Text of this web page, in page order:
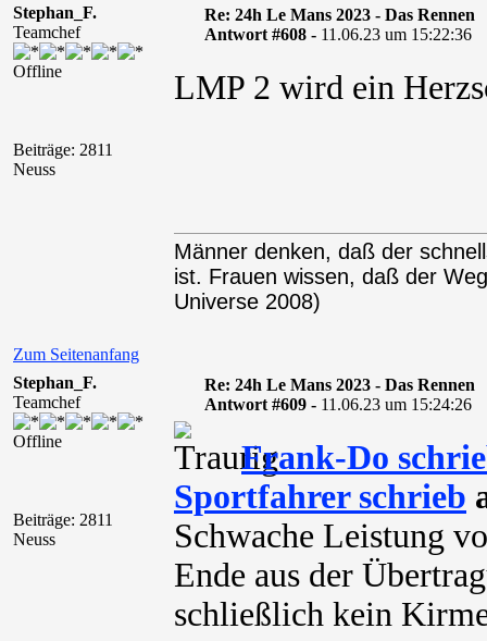
Stephan_F.
Teamchef
Offline
Beiträge: 2811
Neuss
Re: 24h Le Mans 2023 - Das Rennen
Antwort #608 - 11.06.23 um 15:22:36
LMP 2 wird ein
Zum Seitenanfang
Männer denken, daß der
ist. Frauen wissen, daß der
Universe 2008)
Stephan_F.
Teamchef
Offline
Beiträge: 2811
Neuss
Re: 24h Le Mans 2023 - Das Rennen
Antwort #609 - 11.06.23 um 15:24:26
Frank-Do
Sportfahrer schrieb
Schwache Leistung
Ende aus der
schließlich kein